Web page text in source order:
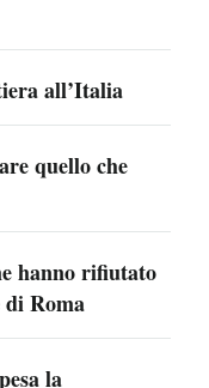
all’Italia
quello che
hanno rifiutato
di Roma
la